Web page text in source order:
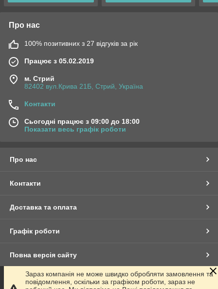
Про нас
100% позитивних з 27 відгуків за рік
Працює з 05.02.2019
м. Стрий
82402 вул.Крива 21Б, Стрий, Україна
Контакти
Сьогодні працює з 09:00 до 18:00
Показати весь графік роботи
Про нас
Контакти
Доставка та оплата
Графік роботи
Повна версія сайту
Сайт створено на маркетплейсіProm.ua
Зараз компанія не може швидко обробляти замовлення та
повідомлення, оскільки за графіком роботи, зараз не